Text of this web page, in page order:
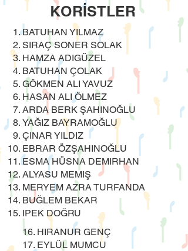
KORİSTLER
BATUHAN YILMAZ
SIRAÇ SONER SOLAK
HAMZA ADIGÜZEL
BATUHAN ÇOLAK
GÖKMEN ALI YAVUZ
HASAN ALI ÖLMEZ
ARDA BERK ŞAHINOĞLU
YAĞIZ BAYRAMOĞLU
ÇINAR YILDIZ
EBRAR ÖZŞAHINOĞLU
ESMA HÜSNA DEMIRHAN
ALYASU MEMIŞ
MERYEM AZRA TURFANDA
BUĞLEM BEKAR
IPEK DOĞRU
16. HIRANUR GENÇ
17. EYLÜL MUMCU